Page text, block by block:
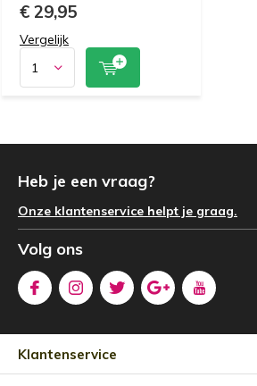
€ 29,95
Vergelijk
Heb je een vraag?
Onze klantenservice helpt je graag.
Volg ons
Klantenservice